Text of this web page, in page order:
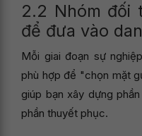
2.2 Nhóm đối
để đưa vào
Mỗi giai đoạn sự
phù hợp để "chọn mặt
giúp bạn xây dựng
phần thuyết phục.